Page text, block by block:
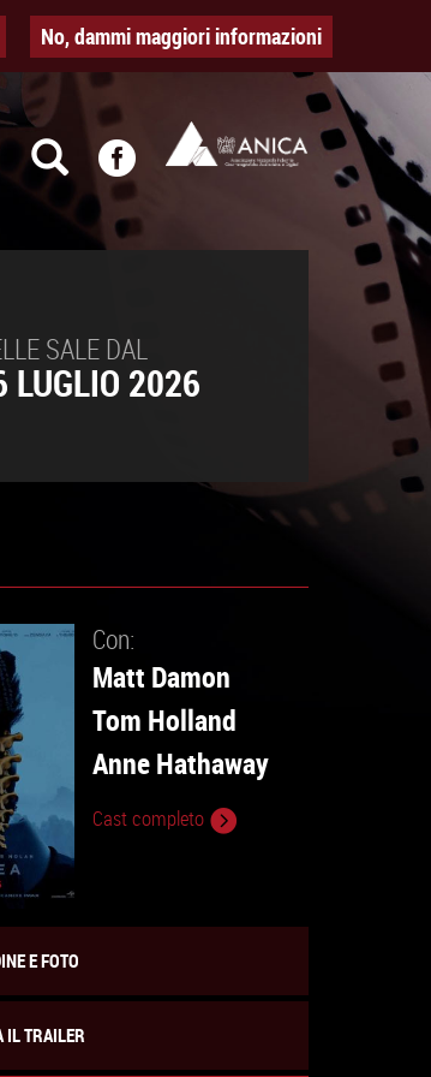
No, dammi maggiori informazioni
SALE DAL
LUGLIO 2026
Con:
Matt Damon
Tom Holland
Anne Hathaway
Cast completo
E FOTO
IL TRAILER